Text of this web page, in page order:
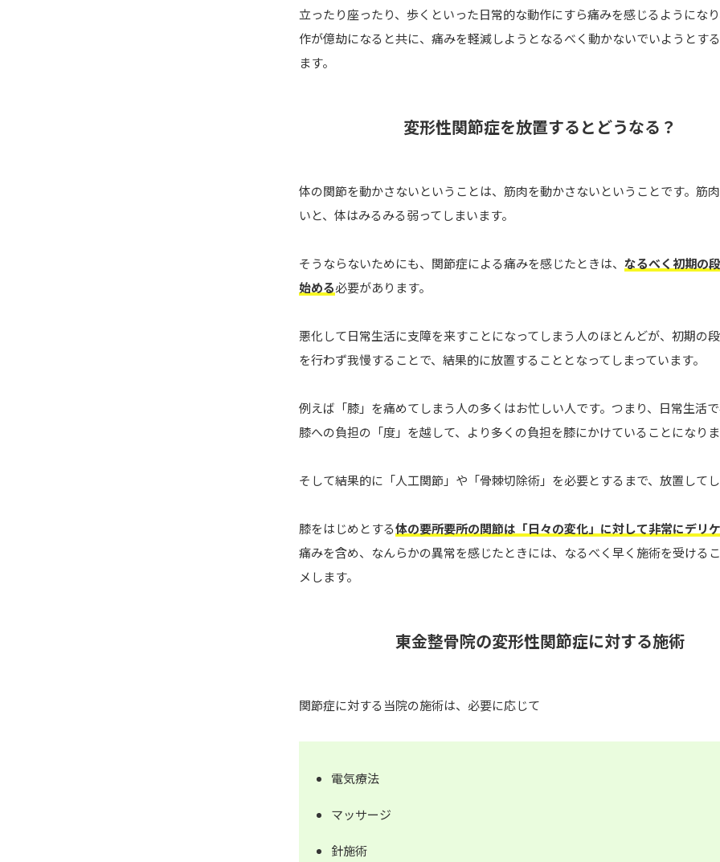
立ったり座ったり、歩くといった日常的な動作にすら痛みを感じるようにな
作が億劫になると共に、痛みを軽減しようとなるべく動かないでいようとす
ます。
変形性関節症を放置するとどうなる？
体の関節を動かさないということは、筋肉を動かさないということです。筋
いと、体はみるみる弱ってしまいます。
そうならないためにも、関節症による痛みを感じたときは、 なるべく初期の
始める必要があります。
悪化して日常生活に支障を来すことになってしまう人のほとんどが、初期の
を行わず我慢することで、結果的に放置することとなってしまっています。
例えば「膝」を痛めてしまう人の多くはお忙しい人です。つまり、日常生活
膝への負担の「度」を越して、より多くの負担を膝にかけていることになりま
そして結果的に「人工関節」や「骨棘切除術」を必要とするまで、放置してし
膝をはじめとする体の要所要所の関節は「日々の変化」に対して非常にデリ
痛みを含め、なんらかの異常を感じたときには、なるべく早く施術を受ける
メします。
東金整骨院の変形性関節症に対する施術
関節症に対する当院の施術は、必要に応じて
電気療法
マッサージ
針施術